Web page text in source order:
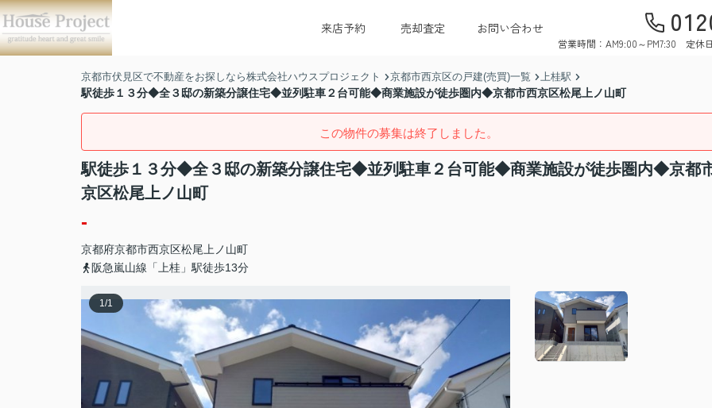
来店予約 売却査定 お問い合わせ
営業時間：AM9:00～PM7:30 定休
京都市伏見区で不動産をお探しなら株式会社ハウスプロジェクト 京都市西京区の戸建(売買)一覧 上桂駅
駅徒歩１３分◆全３邸の新築分譲住宅◆並列駐車２台可能◆商業施設が徒歩圏内◆京都市西京区松尾上ノ山町
この物件の募集は終了しました。
駅徒歩１３分◆全３邸の新築分譲住宅◆並列駐車２台可能◆商業施設が徒歩圏内◆京都
京区松尾上ノ山町
-
京都府京都市西京区松尾上ノ山町
阪急嵐山線「上桂」駅徒歩13分
1/1